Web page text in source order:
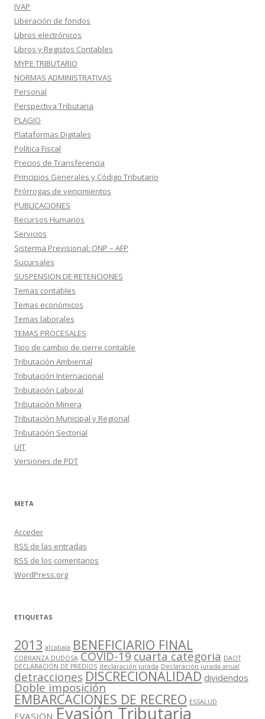
IVAP
Liberación de fondos
Libros electrónicos
Libros y Registos Contables
MYPE TRIBUTARIO
NORMAS ADMINISTRATIVAS
Personal
Perspectiva Tributaria
PLAGIO
Plataformas Digitales
Política Fiscal
Precios de Transferencia
Principios Generales y Código Tributario
Prórrogas de vencimientos
PUBLICACIONES
Recursos Humanos
Servicios
Sisterma Previsional: ONP – AFP
Sucursales
SUSPENSION DE RETENCIONES
Temas contables
Temas económicos
Temas laborales
TEMAS PROCESALES
Tipo de cambio de cierre contable
Tributación Ambiental
Tributación Internacional
Tributación Laboral
Tributación Minera
Tributación Municipal y Regional
Tributación Sectorial
UIT
Versiones de PDT
META
Acceder
RSS de las entradas
RSS de los comentarios
WordPress.org
ETIQUETAS
2013 alcabala BENEFICIARIO FINAL
COBRANZA DUDOSA COVID-19cuarta categoria DAOT
DECLARACIÓN DE PREDIOS declaración jurada Declaración jurada anual
detracciones DISCRECIONALIDAD dividendos
Doble imposición
EMBARCACIONES DE RECREO ESSALUD
EVASION Evasión Tributaria